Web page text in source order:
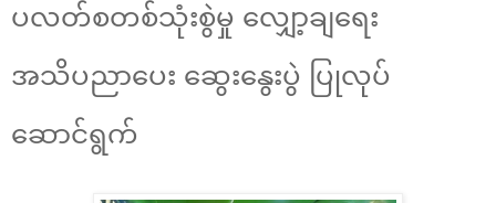
ပလတ်စတစ်သုံးစွဲမှု လျှော့ချရေး
အသိပညာပေး ဆွေးနွေးပွဲ ပြုလုပ်
ဆောင်ရွက်